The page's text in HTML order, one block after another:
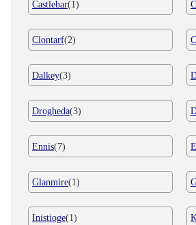
Castlebar(1)
Clontarf(2)
Dalkey(3)
Drogheda(3)
Ennis(7)
Glanmire(1)
Inistioge(1)